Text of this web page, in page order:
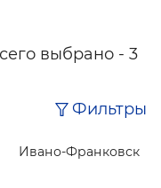
выбрано - 3
Фильтры
Ивано-Франковск